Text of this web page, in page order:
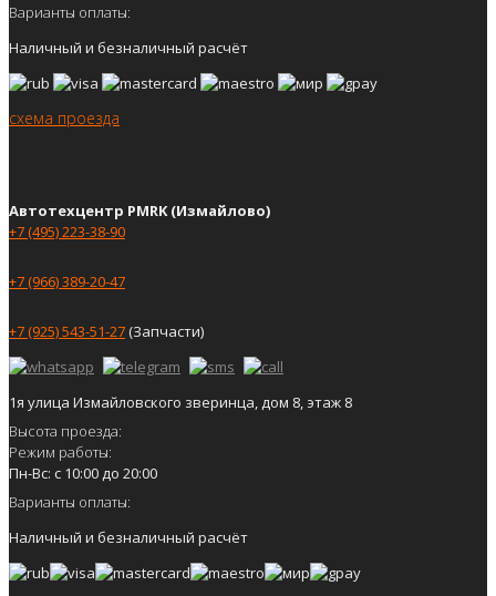
Варианты оплаты:
Наличный и безналичный расчёт
схема проезда
Автотехцентр PMRK (Измайлово)
+7 (495) 223-38-90
+7 (966) 389-20-47
+7 (925) 543-51-27(Запчасти)
1я улица Измайловского зверинца, дом 8, этаж 8
Высота проезда:
Режим работы:
Пн-Вс: с 10:00 до 20:00
Варианты оплаты:
Наличный и безналичный расчёт